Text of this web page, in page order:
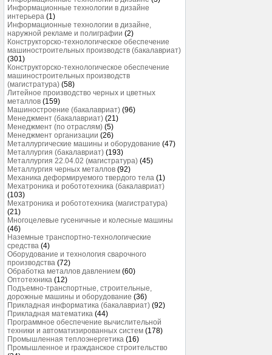
Информационные технологии в дизайне
интерьера (1)
Информационные технологии в дизайне,
наружной рекламе и полиграфии (2)
Конструкторско-технологическое обеспечение
машиностроительных производств (бакалавриат)
(301)
Конструкторско-технологическое обеспечение
машиностроительных производств
(магистратура) (58)
Литейное производство черных и цветных
металлов (159)
Машиностроение (бакалавриат) (96)
Менеджмент (бакалавриат) (21)
Менеджмент (по отраслям) (5)
Менеджмент организации (26)
Металлургические машины и оборудование (47)
Металлургия (бакалавриат) (193)
Металлургия 22.04.02 (магистратура) (45)
Металлургия черных металлов (92)
Механика деформируемого твердого тела (1)
Мехатроника и робототехника (бакалавриат)
(103)
Мехатроника и робототехника (магистратура)
(21)
Многоцелевые гусеничные и колесные машины
(46)
Наземные транспортно-технологические
средства (4)
Оборудование и технология сварочного
производства (72)
Обработка металлов давлением (60)
Оптотехника (12)
Подъемно-транспортные, строительные,
дорожные машины и оборудование (36)
Прикладная информатика (бакалавриат) (92)
Прикладная математика (44)
Программное обеспечение вычислительной
техники и автоматизированных систем (178)
Промышленная теплоэнергетика (16)
Промышленное и гражданское строительство